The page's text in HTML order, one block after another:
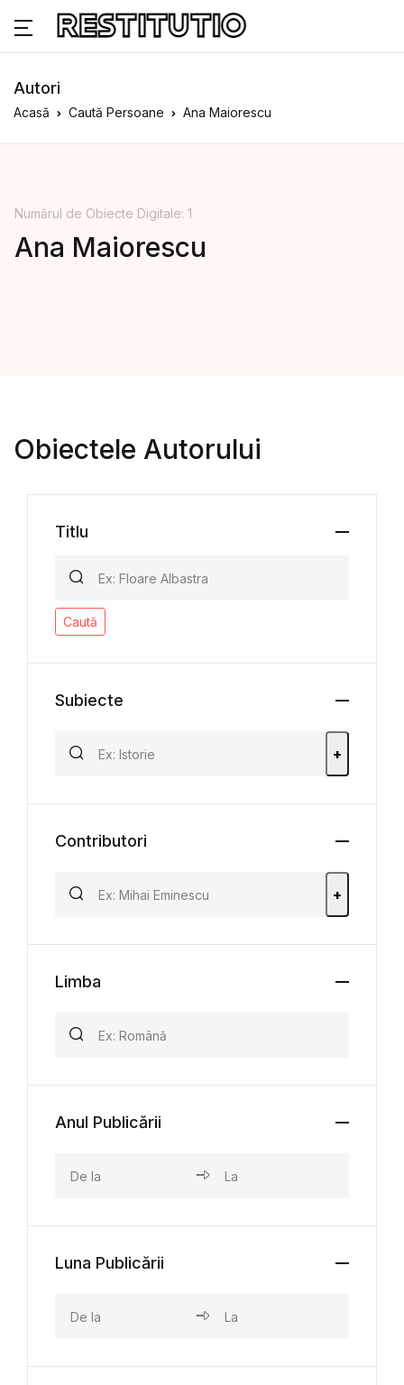
Autori
Acasă Caută Persoane Ana Maiorescu
Numărul de Obiecte Digitale: 1
Ana Maiorescu
Obiectele Autorului
Titlu
Caută
Subiecte
+
Contributori
+
Limba
Anul Publicării
Luna Publicării